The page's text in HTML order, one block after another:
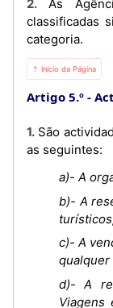
2. As Agências de Viagens não podem estar
classificadas
categoria.
⇡ Início da Página
Artigo 5.º
1. São actividades principais das Agências de Viagens
as seguintes:
a)- A
b)- A
c)- A
d)- A
Viagens